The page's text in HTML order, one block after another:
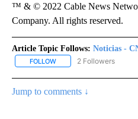
™ & © 2022 Cable News
Company. All rights reserved.
Article Topic Follows: Noticias -
FOLLOW FOLLOW "NOTICIAS -
2 Followers
Jump to comments ↓